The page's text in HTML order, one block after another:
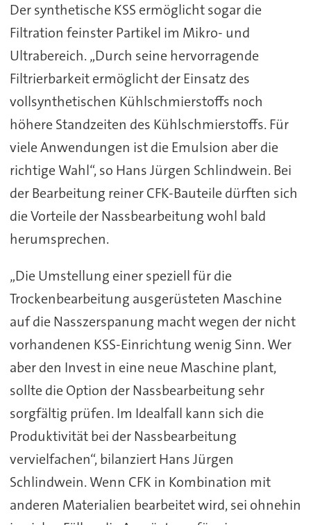
Der synthetische KSS ermöglicht sogar die
Filtration feinster Partikel im Mikro- und
Ultrabereich. „Durch seine hervorragende
Filtrierbarkeit ermöglicht der Einsatz des
vollsynthetischen Kühlschmierstoffs noch
höhere Standzeiten des Kühlschmierstoffs. Für
viele Anwendungen ist die Emulsion aber die
richtige Wahl“, so Hans Jürgen Schlindwein. Bei
der Bearbeitung reiner CFK-Bauteile dürften sich
die Vorteile der Nassbearbeitung wohl bald
herumsprechen.
„Die Umstellung einer speziell für die
Trockenbearbeitung ausgerüsteten Maschine
auf die Nasszerspanung macht wegen der nicht
vorhandenen KSS-Einrichtung wenig Sinn. Wer
aber den Invest in eine neue Maschine plant,
sollte die Option der Nassbearbeitung sehr
sorgfältig prüfen. Im Idealfall kann sich die
Produktivität bei der Nassbearbeitung
vervielfachen“, bilanziert Hans Jürgen
Schlindwein. Wenn CFK in Kombination mit
anderen Materialien bearbeitet wird, sei ohnehin